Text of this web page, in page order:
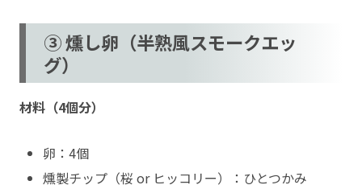
③ 燻し卵（半熟風スモークエッ
グ）
材料（4個分）
卵：4個
燻製チップ（桜 or ヒッコリー）：ひとつかみ